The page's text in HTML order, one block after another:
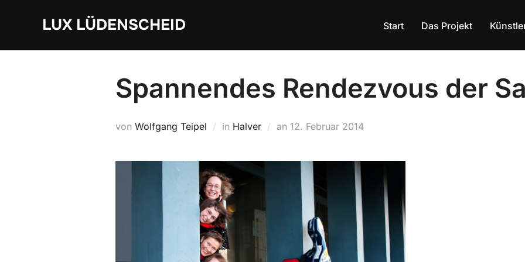
LUX LÜDENSCHEID Start Das Projekt
Spannendes Rendezvous der
von Wolfgang Teipel in Halver an Veröffentlicht
12. Februar 2014